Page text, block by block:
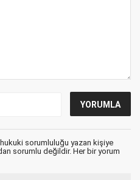
hukuki sorumluluğu yazan kişiye
sorumlu değildir. Her bir yorum